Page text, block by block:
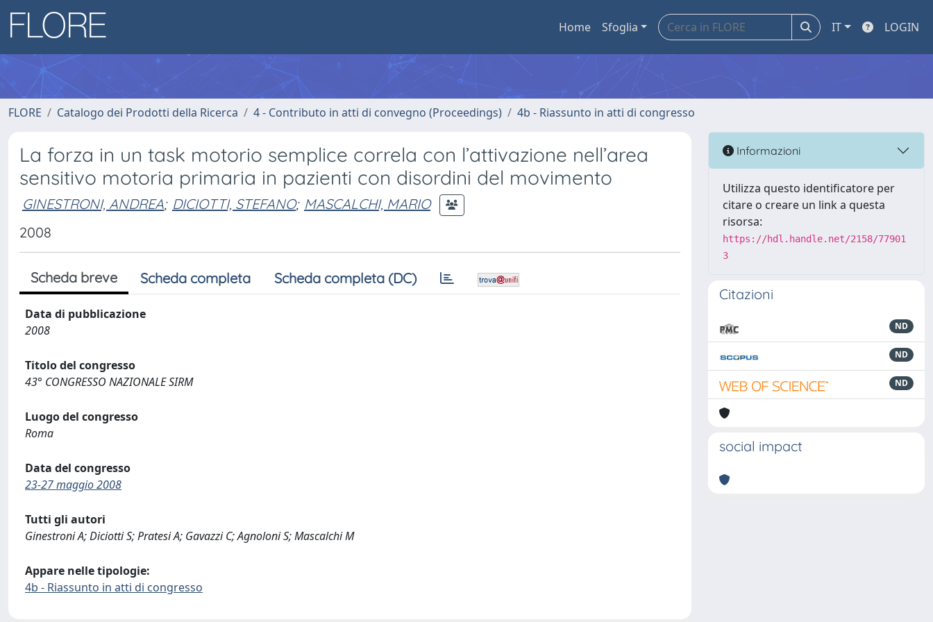
Home Sfoglia IT LOGIN
FLORE Catalogo dei Prodotti della Ricerca 4 - Contributo in atti di convegno (Proceedings) 4b - Riassunto in atti di congresso
La forza in un task motorio semplice correla con l’attivazione nell’area
sensitivo motoria primaria in pazienti con disordini del movimento
GINESTRONI, ANDREA; DICIOTTI, STEFANO; MASCALCHI, MARIO
2008
Scheda breve Scheda completa Scheda completa (DC)
Data di pubblicazione
2008
Titolo del congresso
43° CONGRESSO NAZIONALE SIRM
Luogo del congresso
Roma
Data del congresso
23-27 maggio 2008
Tutti gli autori
Ginestroni A; Diciotti S; Pratesi A; Gavazzi C; Agnoloni S; Mascalchi M
Appare nelle tipologie:
4b - Riassunto in atti di congresso
Informazioni
Utilizza questo identificatore per
citare o creare un link a questa
risorsa:
https://hdl.handle.net/2158/77901
3
Citazioni
ND
ND
ND
social impact